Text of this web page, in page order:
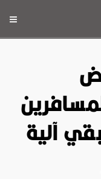
ويُبقي آلية